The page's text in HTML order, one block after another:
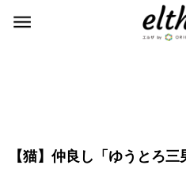
【猫】仲良し「ゆうとろ